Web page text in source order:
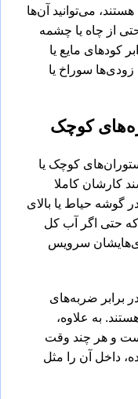
می‌توانید آن‌ها
از چاه یا چشمه
کودهای مایع یا
سوراخ یا
کوچک
کوچک یا
کارشان کاملا
منبع ۱۰۰۰ لیتری در گوشه حیاط یا بالای
حتی اگر آب کل
سرویس
برابر ضربه‌های
به علاوه،
و هر چند وقت
داخل آن را مثل